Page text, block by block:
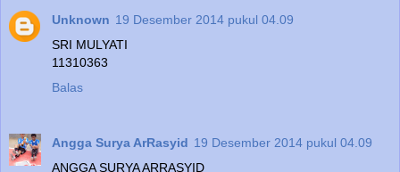
Unknown 19 Desember 2014 pukul 04.09
SRI MULYATI
11310363
Balas
Angga Surya ArRasyid 19 Desember 2014 pukul 04.09
ANGGA SURYA ARRASYID